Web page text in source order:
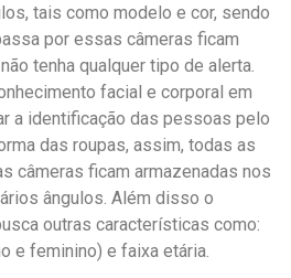
tais como modelo e cor, sendo
por essas câmeras ficam
tenha qualquer tipo de alerta.
facial e corporal em
a identificação das pessoas pelo
das roupas, assim, todas as
câmeras ficam armazenadas nos
ângulos. Além disso o
outras características como:
e feminino) e faixa etária.